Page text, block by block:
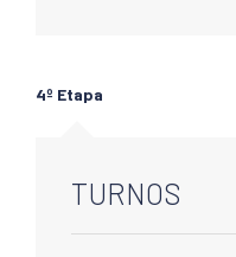
4º Etapa
TURNOS